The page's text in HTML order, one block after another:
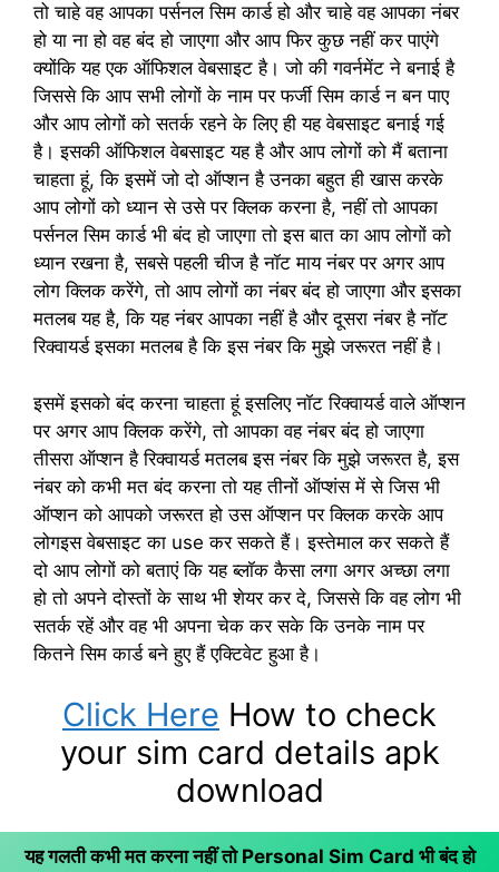
तो चाहे वह आपका पर्सनल सिम कार्ड हो और चाहे वह आपका नंबर
हो या ना हो वह बंद हो जाएगा और आप फिर कुछ नहीं कर पाएंगे
क्योंकि यह एक ऑफिशल वेबसाइट है। जो की गवर्नमेंट ने बनाई है
जिससे कि आप सभी लोगों के नाम पर फर्जी सिम कार्ड न बन पाए
और आप लोगों को सतर्क रहने के लिए ही यह वेबसाइट बनाई गई
है। इसकी ऑफिशल वेबसाइट यह है और आप लोगों को मैं बताना
चाहता हूं, कि इसमें जो दो ऑप्शन है उनका बहुत ही खास करके
आप लोगों को ध्यान से उसे पर क्लिक करना है, नहीं तो आपका
पर्सनल सिम कार्ड भी बंद हो जाएगा तो इस बात का आप लोगों को
ध्यान रखना है, सबसे पहली चीज है नॉट माय नंबर पर अगर आप
लोग क्लिक करेंगे, तो आप लोगों का नंबर बंद हो जाएगा और इसका
मतलब यह है, कि यह नंबर आपका नहीं है और दूसरा नंबर है नॉट
रिक्वायर्ड इसका मतलब है कि इस नंबर कि मुझे जरूरत नहीं है।
इसमें इसको बंद करना चाहता हूं इसलिए नॉट रिक्वायर्ड वाले ऑप्शन
पर अगर आप क्लिक करेंगे, तो आपका वह नंबर बंद हो जाएगा
तीसरा ऑप्शन है रिक्वायर्ड मतलब इस नंबर कि मुझे जरूरत है, इस
नंबर को कभी मत बंद करना तो यह तीनों ऑप्शंस में से जिस भी
ऑप्शन को आपको जरूरत हो उस ऑप्शन पर क्लिक करके आप
लोगइस वेबसाइट का use कर सकते हैं। इस्तेमाल कर सकते हैं
दो आप लोगों को बताएं कि यह ब्लॉक कैसा लगा अगर अच्छा लगा
हो तो अपने दोस्तों के साथ भी शेयर कर दे, जिससे कि वह लोग भी
सतर्क रहें और वह भी अपना चेक कर सके कि उनके नाम पर
कितने सिम कार्ड बने हुए हैं एक्टिवेट हुआ है।
Click Here How to check
your sim card details apk
download
यह गलती कभी मत करना नहीं तो Personal Sim Card भी बंद हो